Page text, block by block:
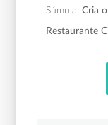
Súmula: Cria
Restaurante